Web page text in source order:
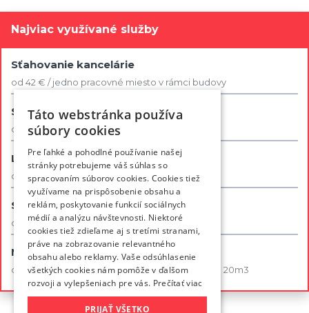
Najviac využívané služby
Sťahovanie kancelárie
od 42 € / jedno pracovné miesto v rámci budovy
Sťahovanie 2 izbového bytu
od 140 € / bez dopravy
Likvidácia nábytku
od 75 €
Skladovanie
od 0,35€ / deň / m3
Malé sťahovanie
od 54€ / hod - 2 pracovníci + sťahovacie vozidlo 20m3
Táto webstránka používa
súbory cookies
Pre ľahké a pohodlné používanie našej
stránky potrebujeme váš súhlas so
spracovaním súborov cookies. Cookies tiež
využívame na prispôsobenie obsahu a
reklám, poskytovanie funkcií sociálnych
médií a analýzu návštevnosti. Niektoré
cookies tiež zdieľame aj s tretími stranami,
práve na zobrazovanie relevantného
obsahu alebo reklamy. Vaše odsúhlasenie
všetkých cookies nám pomôže v ďalšom
rozvoji a vylepšeniach pre vás. Prečítať viac
PRIJAŤ VŠETKO